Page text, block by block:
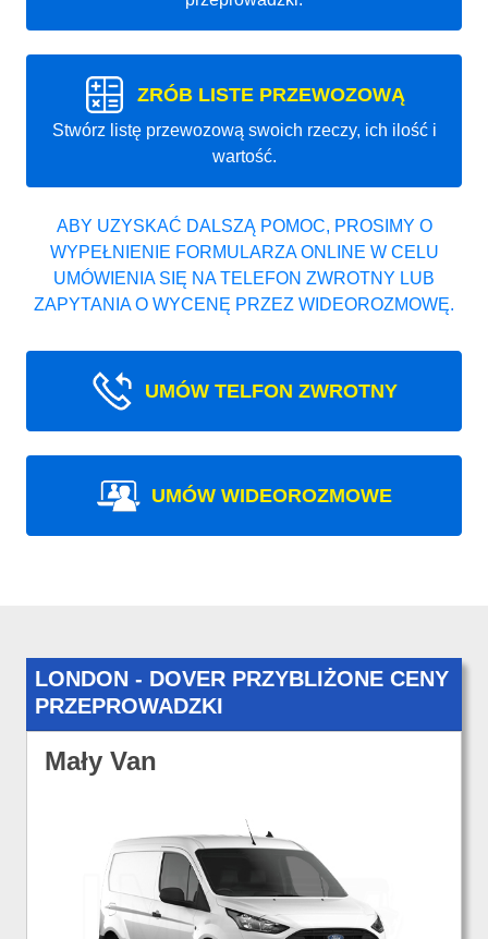
ZRÓB LISTE PRZEWOZOWĄ
Stwórz listę przewozową swoich rzeczy, ich ilość i
wartość.
ABY UZYSKAĆ DALSZĄ POMOC, PROSIMY O
WYPEŁNIENIE FORMULARZA ONLINE W CELU
UMÓWIENIA SIĘ NA TELEFON ZWROTNY LUB
ZAPYTANIA O WYCENĘ PRZEZ WIDEOROZMOWĘ.
UMÓW TELFON ZWROTNY
UMÓW WIDEOROZMOWE
LONDON - DOVER PRZYBLIŻONE CENY
PRZEPROWADZKI
Mały Van